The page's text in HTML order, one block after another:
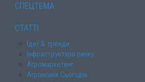
СПЕЦТЕМА
СТАТТІ
Ідеї & тренди
Інфраструктура ринку
Агромаркетинг
Агрономія Сьогодні